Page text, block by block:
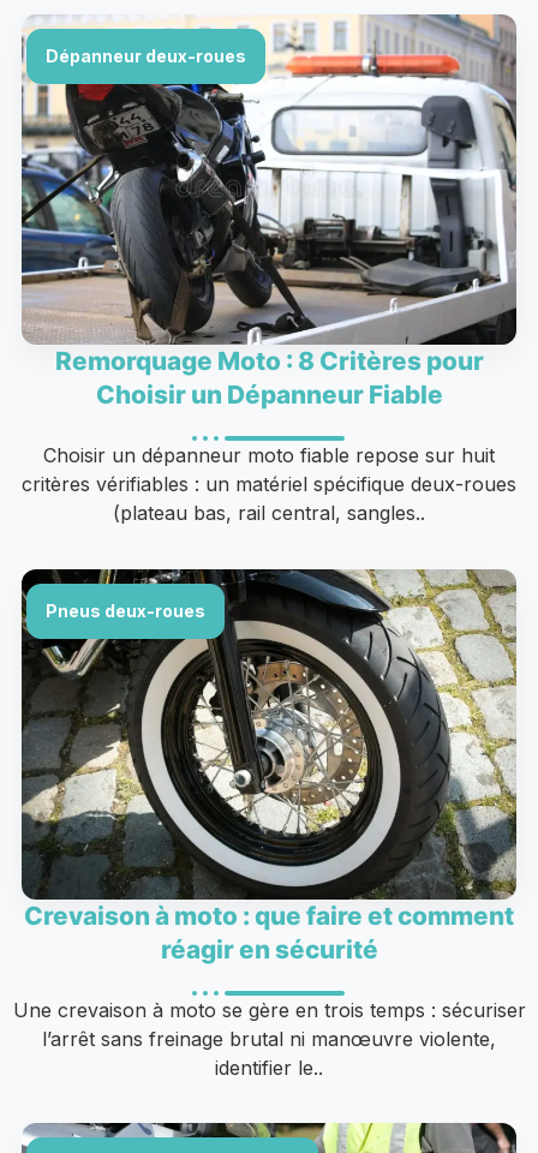
Dépanneur deux-roues
Remorquage Moto : 8 Critères pour
Choisir un Dépanneur Fiable
Choisir un dépanneur moto fiable repose sur huit
critères vérifiables : un matériel spécifique deux-roues
(plateau bas, rail central, sangles..
Pneus deux-roues
Crevaison à moto : que faire et comment
réagir en sécurité
Une crevaison à moto se gère en trois temps : sécuriser
l’arrêt sans freinage brutal ni manœuvre violente,
identifier le..